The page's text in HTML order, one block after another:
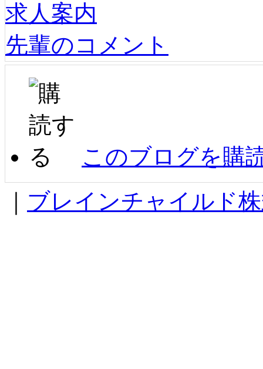
求人案内
先輩のコメント
このブログを購
ブレインチャイルド